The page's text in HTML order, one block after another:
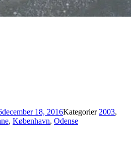
december 18, 2016Kategorier 2003,
, København, Odense